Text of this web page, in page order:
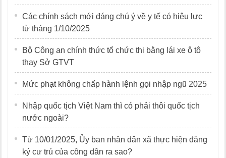
Các chính sách mới đáng chú ý về y tế có hiệu lực
từ tháng 1/10/2025
Bộ Công an chính thức tổ chức thi bằng lái xe ô tô
thay Sở GTVT
Mức phạt không chấp hành lệnh gọi nhập ngũ 2025
Nhập quốc tịch Việt Nam thì có phải thôi quốc tịch
nước ngoài?
Từ 10/01/2025, Ủy ban nhân dân xã thực hiện đăng
ký cư trú của công dân ra sao?